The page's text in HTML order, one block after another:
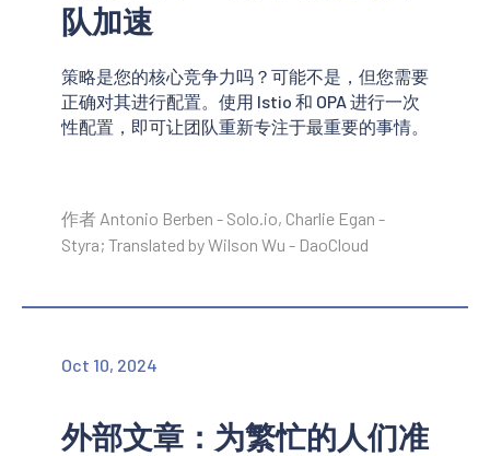
队加速
策略是您的核心竞争力吗？可能不是，但您需要
正确对其进行配置。使用 Istio 和 OPA 进行一次
性配置，即可让团队重新专注于最重要的事情。
作者 Antonio Berben - Solo.io, Charlie Egan -
Styra; Translated by Wilson Wu - DaoCloud
Oct 10, 2024
外部文章：为繁忙的人们准